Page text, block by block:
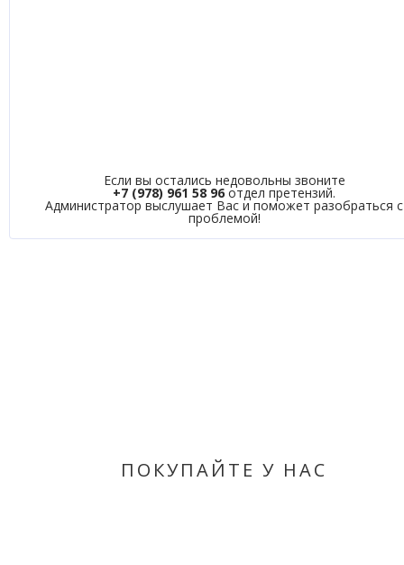
Если вы остались недовольны звоните
+7 (978) 961 58 96 отдел претензий.
Администратор выслушает Вас и поможет разобраться с
проблемой!
ПОКУПАЙТЕ У НАС